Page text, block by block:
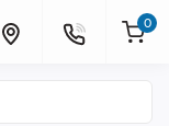
0